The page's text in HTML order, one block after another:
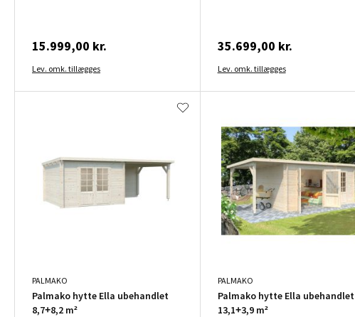
15.999,00 kr.
Lev. omk. tillægges
35.699,00 kr.
Lev. omk. tillægges
PALMAKO
Palmako hytte Ella ubehandlet
8,7+8,2 m²
PALMAKO
Palmako hytte Ella ubehandlet
13,1+3,9 m²